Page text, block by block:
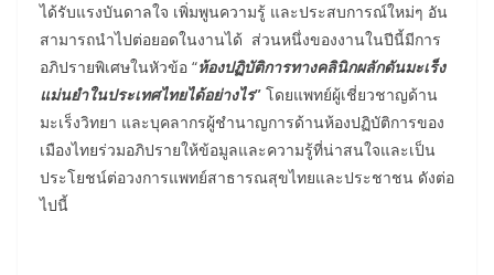
ได้รับแรงบันดาลใจ เพิ่มพูนความรู้ และประสบการณ์ใหม่ๆ อัน
สามารถนำไปต่อยอดในงานได้ ส่วนหนึ่งของงานในปีนี้มีการ
อภิปรายพิเศษในหัวข้อ “ห้องปฏิบัติการทางคลินิกผลักดันมะเร็ง
แม่นยำในประเทศไทยได้อย่างไร” โดยแพทย์ผู้เชี่ยวชาญด้าน
มะเร็งวิทยา และบุคลากรผู้ชำนาญการด้านห้องปฏิบัติการของ
เมืองไทยร่วมอภิปรายให้ข้อมูลและความรู้ที่น่าสนใจและเป็น
ประโยชน์ต่อวงการแพทย์สาธารณสุขไทยและประชาชน ดังต่อ
ไปนี้